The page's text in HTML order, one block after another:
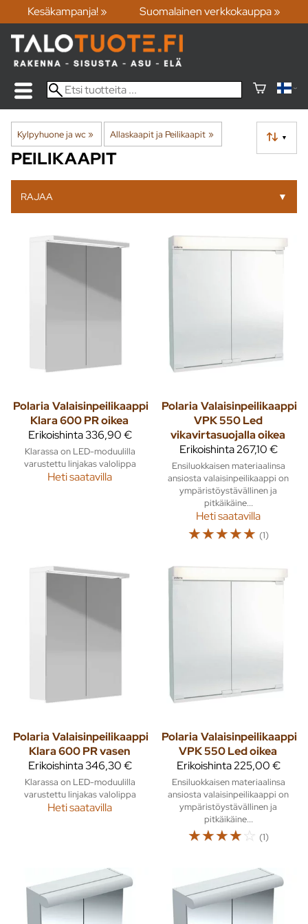
Kesäkampanja! » Suomalainen verkkokauppa »
Kylpyhuone ja wc‪» Allaskaapit ja Peilikaapit ‪» ▼
PEILIKAAPIT
RAJAA ▼
Polaria Valaisinpeilikaappi
Klara 600 PR oikea
Erikoishinta336,90 €
Klarassa on LED-moduulilla
varustettu linjakas valolippa
Heti saatavilla
Polaria Valaisinpeilikaappi
VPK 550 Led
vikavirtasuojalla oikea
Erikoishinta267,10 €
Ensiluokkaisen materiaalinsa
ansiosta valaisinpeilikaappi on
ympäristöystävällinen ja
pitkäikäine...
Heti saatavilla
☆☆☆☆☆ (1)
Polaria Valaisinpeilikaappi
Klara 600 PR vasen
Erikoishinta346,30 €
Klarassa on LED-moduulilla
varustettu linjakas valolippa
Heti saatavilla
Polaria Valaisinpeilikaappi
VPK 550 Led oikea
Erikoishinta225,00 €
Ensiluokkaisen materiaalinsa
ansiosta valaisinpeilikaappi on
ympäristöystävällinen ja
pitkäikäine...
☆☆☆☆☆ (1)